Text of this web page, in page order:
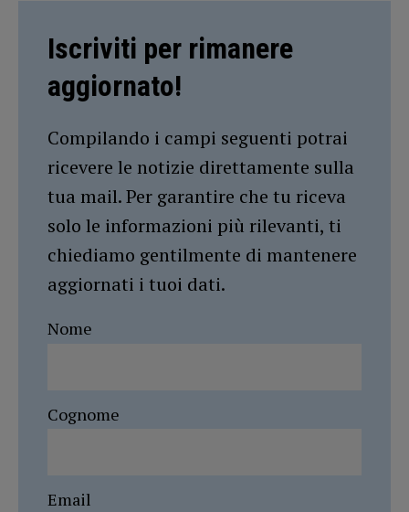
Iscriviti per rimanere
aggiornato!
Compilando i campi seguenti potrai
ricevere le notizie direttamente sulla
tua mail. Per garantire che tu riceva
solo le informazioni più rilevanti, ti
chiediamo gentilmente di mantenere
aggiornati i tuoi dati.
Nome
Cognome
Email